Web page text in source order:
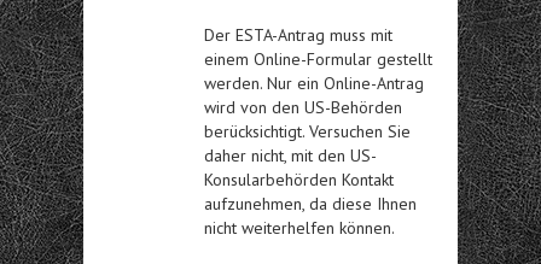
Der ESTA-Antrag muss mit
einem Online-Formular gestellt
werden. Nur ein Online-Antrag
wird von den US-Behörden
berücksichtigt. Versuchen Sie
daher nicht, mit den US-
Konsularbehörden Kontakt
aufzunehmen, da diese Ihnen
nicht weiterhelfen können.